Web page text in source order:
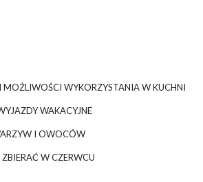
WYKORZYSTANIA W KUCHNI
WAKACYJNE
I OWOCÓW
W CZERWCU